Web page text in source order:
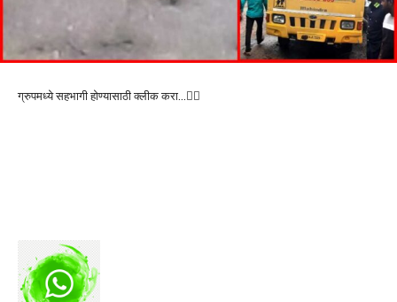
ग्रुपमध्ये सहभागी होण्यासाठी क्लीक करा…👆🏻